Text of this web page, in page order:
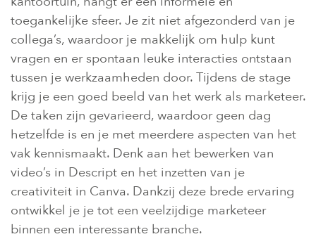
toegankelijke sfeer. Je zit niet afgezonderd van je
collega’s, waardoor je makkelijk om hulp kunt
vragen en er spontaan leuke interacties ontstaan
tussen je werkzaamheden door. Tijdens de stage
krijg je een goed beeld van het werk als marketeer.
De taken zijn gevarieerd, waardoor geen dag
hetzelfde is en je met meerdere aspecten van het
vak kennismaakt. Denk aan het bewerken van
video’s in Descript en het inzetten van je
creativiteit in Canva. Dankzij deze brede ervaring
ontwikkel je je tot een veelzijdige marketeer
binnen een interessante branche.